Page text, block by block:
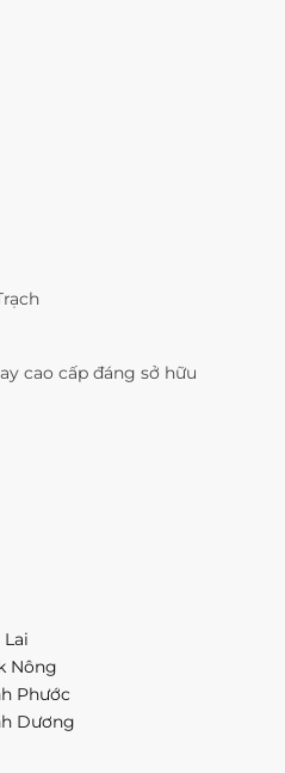
cao cấp đáng sở hữu
Nông
Phước
Dương